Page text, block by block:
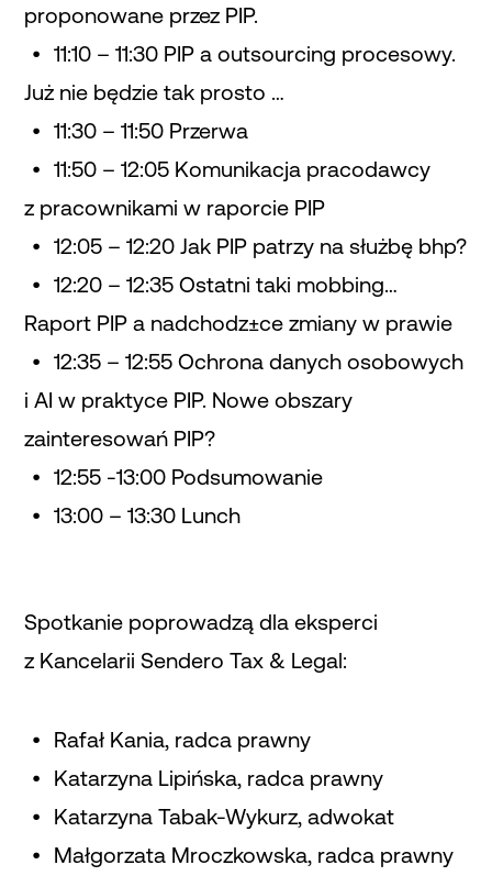
proponowane przez PIP.
11:10 – 11:30 PIP a outsourcing procesowy.
Już nie będzie tak prosto …
11:30 – 11:50 Przerwa
11:50 – 12:05 Komunikacja pracodawcy
z pracownikami w raporcie PIP
12:05 – 12:20 Jak PIP patrzy na służbę bhp?
12:20 – 12:35 Ostatni taki mobbing…
Raport PIP a nadchodz±ce zmiany w prawie
12:35 – 12:55 Ochrona danych osobowych
i AI w praktyce PIP. Nowe obszary
zainteresowań PIP?
12:55 -13:00 Podsumowanie
13:00 – 13:30 Lunch
Spotkanie poprowadzą dla eksperci
z Kancelarii Sendero Tax & Legal:
Rafał Kania, radca prawny
Katarzyna Lipińska, radca prawny
Katarzyna Tabak-Wykurz, adwokat
Małgorzata Mroczkowska, radca prawny